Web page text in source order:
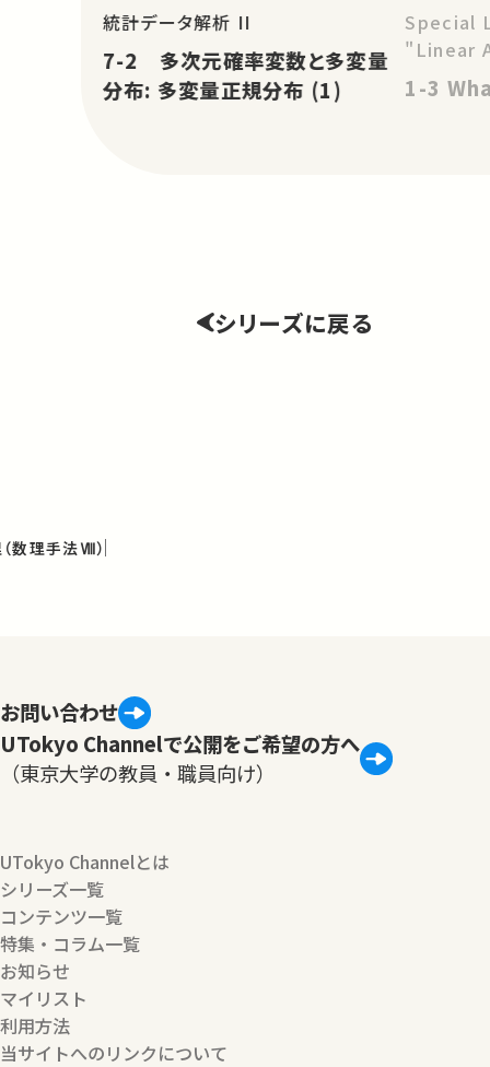
統計データ解析 II
7-2 多次元確率変数と多変量
分布: 多変量正規分布 (1)
Special
"Linear
1-3
シリーズに戻る
数理手法Ⅷ）
お問い合わせ
UTokyo Channelで公開をご希望の方へ
（東京大学の教員・職員向け）
UTokyo Channelとは
シリーズ一覧
コンテンツ一覧
特集・コラム一覧
お知らせ
マイリスト
利用方法
当サイトへのリンクについて